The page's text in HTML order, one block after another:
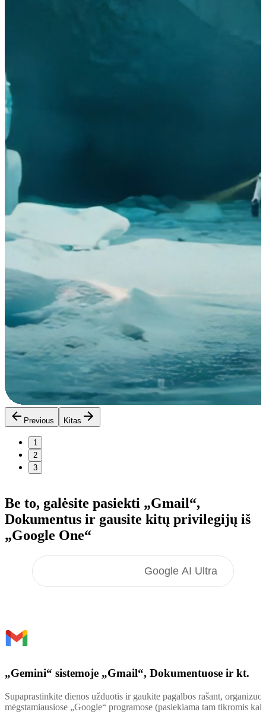
Previous Kitas
1
2
3
Be to, galėsite pasiekti „Gmail“,
Dokumentus ir gausite kitų privilegijų iš
„Google One“
Google AI Ultra
„Gemini“ sistemoje „Gmail“, Dokumentuose ir kt.
Supaprastinkite dienos užduotis ir gaukite pagalbos rašant,
mėgstamiausiose „Google“ programose (pasiekiama tam tikromis